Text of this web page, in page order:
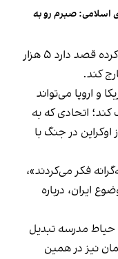
اسلامی: صبرم رو به
ترامپ در واکنش به مواضع آلمان، اعلام کرده قصد دارد ۵ هزار
کند.
و اروپا می‌تواند
اتحادی که به
در جنگ با
فکر می‌کردند»،
ایران، درباره
حیاط مدرسه تبدیل
نیز در همین